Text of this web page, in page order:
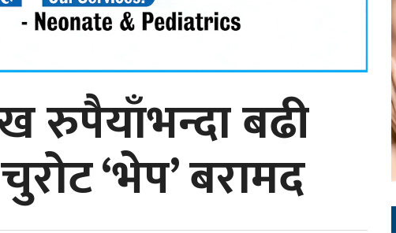
रुपैयाँभन्दा बढी
‘भेप’ बरामद